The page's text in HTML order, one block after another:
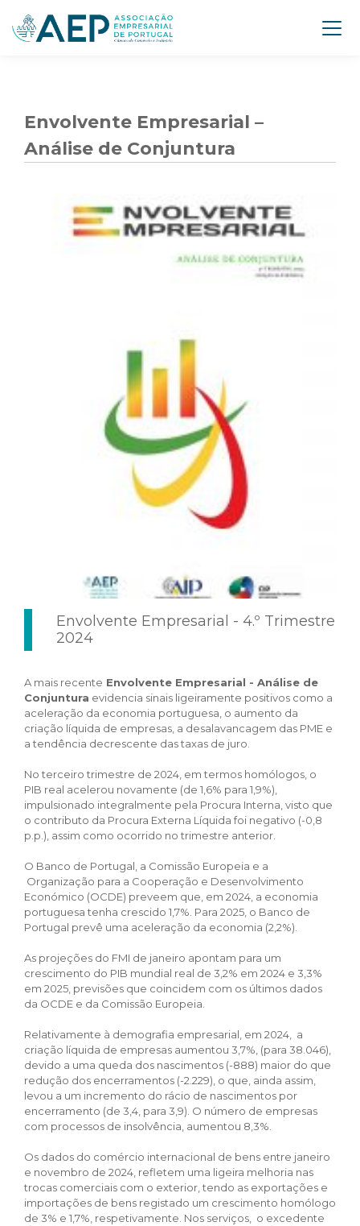
Envolvente Empresarial –
Análise de Conjuntura
Envolvente Empresarial - 4.º Trimestre
2024
A mais recente Envolvente Empresarial - Análise de
Conjuntura evidencia sinais ligeiramente positivos como a
aceleração da economia portuguesa, o aumento da
criação líquida de empresas, a desalavancagem das PME e
a tendência decrescente das taxas de juro.
No terceiro trimestre de 2024, em termos homólogos, o
PIB real acelerou novamente (de 1,6% para 1,9%),
impulsionado integralmente pela Procura Interna, visto que
o contributo da Procura Externa Líquida foi negativo (-0,8
p.p.), assim como ocorrido no trimestre anterior.
O Banco de Portugal, a Comissão Europeia e a
Organização para a Cooperação e Desenvolvimento
Económico (OCDE) preveem que, em 2024, a economia
portuguesa tenha crescido 1,7%. Para 2025, o Banco de
Portugal prevê uma aceleração da economia (2,2%).
As projeções do FMI de janeiro apontam para um
crescimento do PIB mundial real de 3,2% em 2024 e 3,3%
em 2025, previsões que coincidem com os últimos dados
da OCDE e da Comissão Europeia.
Relativamente à demografia empresarial, em 2024, a
criação líquida de empresas aumentou 3,7%, (para 38.046),
devido a uma queda dos nascimentos (-888) maior do que
redução dos encerramentos (-2.229), o que, ainda assim,
levou a um incremento do rácio de nascimentos por
encerramento (de 3,4, para 3,9). O número de empresas
com processos de insolvência, aumentou 8,3%.
Os dados do comércio internacional de bens entre janeiro
e novembro de 2024, refletem uma ligeira melhoria nas
trocas comerciais com o exterior, tendo as exportações e
importações de bens registado um crescimento homólogo
de 3% e 1,7%, respetivamente. Nos serviços, o excedente